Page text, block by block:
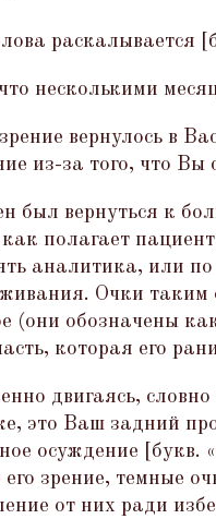
раскалывается
несколькими
вернулось в
из-за того, что Вы
был вернуться к
полагает
аналитика, или
Очки таким
(они обозначены
которая его
двигаясь,
это Ваш задний
осуждение [букв. «
зрение, темные
от них ради